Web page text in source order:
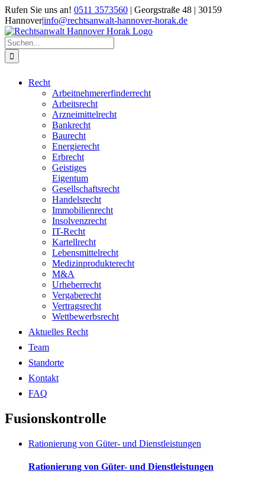
Zum
Inhalt
springen
Rufen Sie uns an! 0511 3573560 | Georgstraße 48 | 30159
Hannover|info@rechtsanwalt-hannover-horak.de
Suche
nach:
Recht
Arbeitnehmererfinderrecht
Arbeitsrecht
Arzneimittelrecht
Bankrecht
Baurecht
Energierecht
Erbrecht
Geistiges
Eigentum
Gesellschaftsrecht
Handelsrecht
Immobilienrecht
Insolvenzrecht
IT-Recht
Kartellrecht
Lebensmittelrecht
Medizinprodukterecht
M&A
Urheberrecht
Vergaberecht
Vertragsrecht
Wettbewerbsrecht
Aktuelles Recht
Team
Standorte
Kontakt
FAQ
Fusionskontrolle
Rationierung von Güter- und Dienstleistungen
Rationierung von Güter- und Dienstleistungen